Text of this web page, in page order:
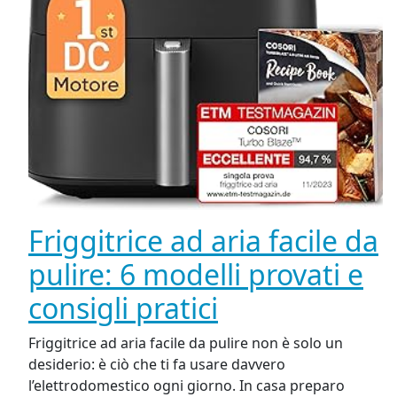
Friggitrice ad aria facile da
pulire: 6 modelli provati e
consigli pratici
Friggitrice ad aria facile da pulire non è solo un
desiderio: è ciò che ti fa usare davvero
l’elettrodomestico ogni giorno. In casa preparo